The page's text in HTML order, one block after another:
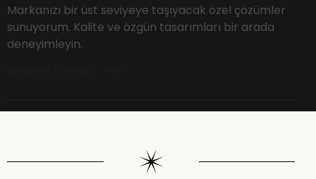
Markanızı bir üst seviyeye taşıyacak özel çözümler
sunuyorum. Kalite ve özgün tasarımları bir arada
deneyimleyin.